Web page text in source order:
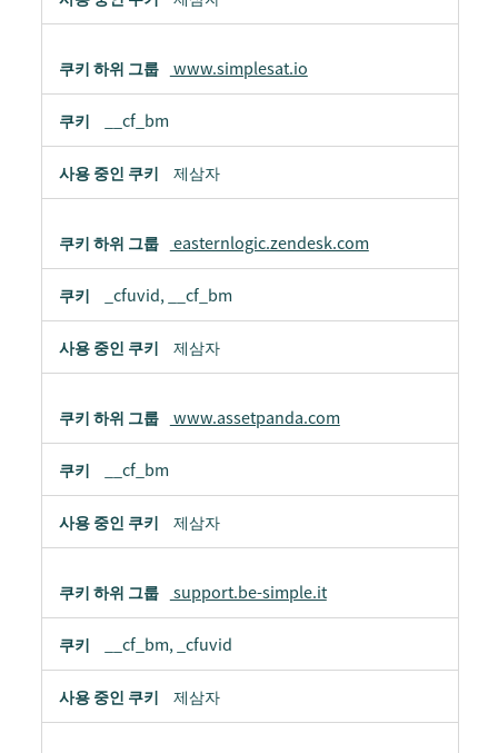
www.simplesat.io
__cf_bm
제삼자
easternlogic.zendesk.com
_cfuvid, __cf_bm
제삼자
www.assetpanda.com
__cf_bm
제삼자
support.be-simple.it
__cf_bm, _cfuvid
제삼자